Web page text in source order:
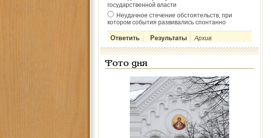
государственной власти
Неудачное стечение обстоятельств, при
котором события развивались спонтанно
Архив
Фото дня